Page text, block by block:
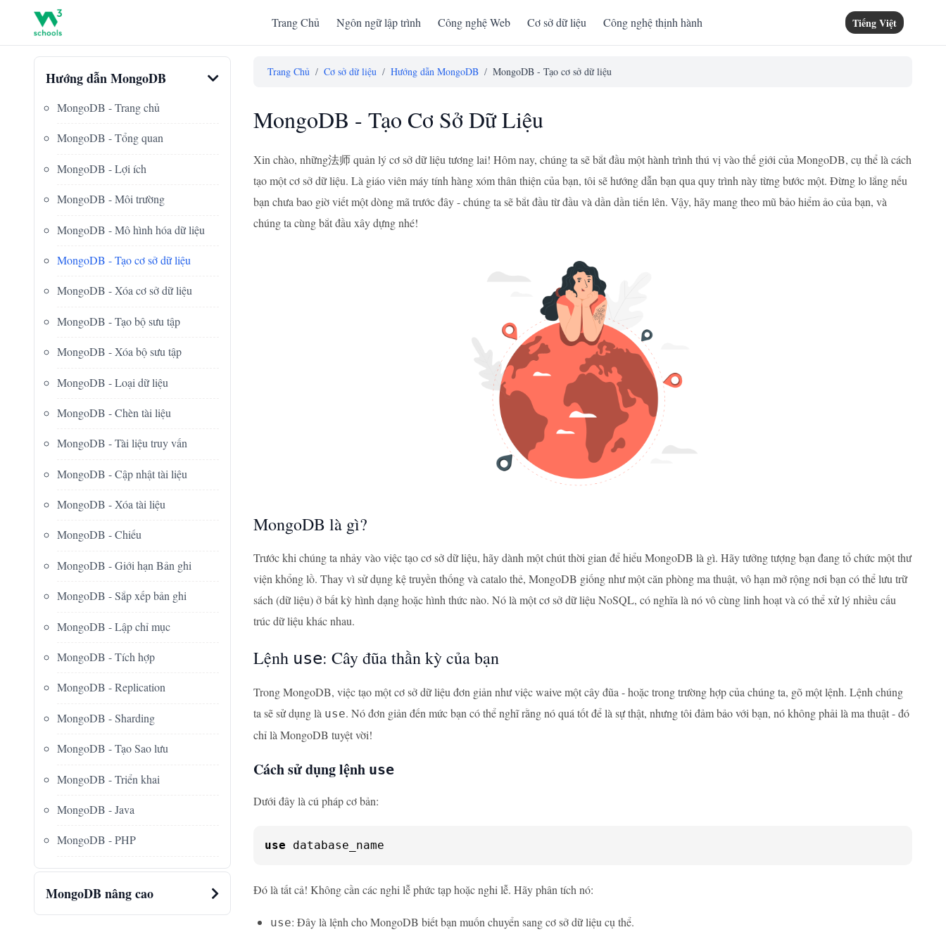
Trang Chủ Ngôn ngữ lập trình Công nghệ Web Cơ sở dữ liệu Công nghệ thịnh hành Tiếng Việt
Hướng dẫn MongoDB
MongoDB - Trang chủ
MongoDB - Tổng quan
MongoDB - Lợi ích
MongoDB - Môi trường
MongoDB - Mô hình hóa dữ liệu
MongoDB - Tạo cơ sở dữ liệu
MongoDB - Xóa cơ sở dữ liệu
MongoDB - Tạo bộ sưu tập
MongoDB - Xóa bộ sưu tập
MongoDB - Loại dữ liệu
MongoDB - Chèn tài liệu
MongoDB - Tài liệu truy vấn
MongoDB - Cập nhật tài liệu
MongoDB - Xóa tài liệu
MongoDB - Chiếu
MongoDB - Giới hạn Bản ghi
MongoDB - Sắp xếp bản ghi
MongoDB - Lập chỉ mục
MongoDB - Tích hợp
MongoDB - Replication
MongoDB - Sharding
MongoDB - Tạo Sao lưu
MongoDB - Triển khai
MongoDB - Java
MongoDB - PHP
MongoDB nâng cao
Trang Chủ / Cơ sở dữ liệu / Hướng dẫn MongoDB / MongoDB - Tạo cơ sở dữ liệu
MongoDB - Tạo Cơ Sở Dữ Liệu
Xin chào, những法师 quản lý cơ sở dữ liệu tương lai! Hôm nay, chúng ta sẽ bắt đầu một hành trình thú vị vào thế giới của MongoDB, cụ thể là cách
tạo một cơ sở dữ liệu. Là giáo viên máy tính hàng xóm thân thiện của bạn, tôi sẽ hướng dẫn bạn qua quy trình này từng bước một. Đừng lo lắng nếu
bạn chưa bao giờ viết một dòng mã trước đây - chúng ta sẽ bắt đầu từ đầu và dần dần tiến lên. Vậy, hãy mang theo mũ bảo hiểm ảo của bạn, và
chúng ta cùng bắt đầu xây dựng nhé!
MongoDB là gì?
Trước khi chúng ta nhảy vào việc tạo cơ sở dữ liệu, hãy dành một chút thời gian để hiểu MongoDB là gì. Hãy tưởng tượng bạn đang tổ chức một thư
viện khổng lồ. Thay vì sử dụng kệ truyền thống và catalo thẻ, MongoDB giống như một căn phòng ma thuật, vô hạn mở rộng nơi bạn có thể lưu trữ
sách (dữ liệu) ở bất kỳ hình dạng hoặc hình thức nào. Nó là một cơ sở dữ liệu NoSQL, có nghĩa là nó vô cùng linh hoạt và có thể xử lý nhiều cấu
trúc dữ liệu khác nhau.
Lệnh use: Cây đũa thần kỳ của bạn
Trong MongoDB, việc tạo một cơ sở dữ liệu đơn giản như việc waive một cây đũa - hoặc trong trường hợp của chúng ta, gõ một lệnh. Lệnh chúng
ta sẽ sử dụng là use. Nó đơn giản đến mức bạn có thể nghĩ rằng nó quá tốt để là sự thật, nhưng tôi đảm bảo với bạn, nó không phải là ma thuật - đó
chỉ là MongoDB tuyệt vời!
Cách sử dụng lệnh use
Dưới đây là cú pháp cơ bản:
use database_name
Đó là tất cả! Không cần các nghi lễ phức tạp hoặc nghi lễ. Hãy phân tích nó:
use: Đây là lệnh cho MongoDB biết bạn muốn chuyển sang cơ sở dữ liệu cụ thể.